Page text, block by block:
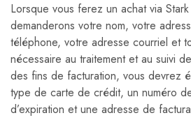
Lorsque vous ferez un achat via
demanderons votre nom, votre
téléphone, votre adresse courriel et
nécessaire au traitement et au suivi
des fins de facturation, vous devrez
type de carte de crédit, un numéro
d’expiration et une adresse de